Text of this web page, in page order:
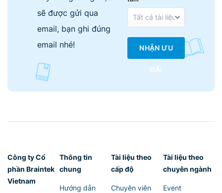
sẽ được gửi qua
email, bạn ghi đúng
email nhé!
NHẬN ƯU
ĐÃI
Công ty Cổ
phần Braintek
Vietnam
Thông tin
chung
Hướng dẫn
Tài liệu theo
cấp độ
Chuyên viên
Tài liệu theo
chuyên ngành
Event